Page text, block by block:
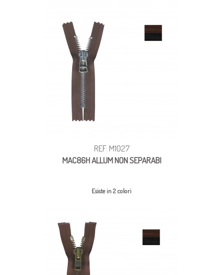
REF: M1027
MAC86H ALLUM NON SEPARABI
Esiste in 2 colori